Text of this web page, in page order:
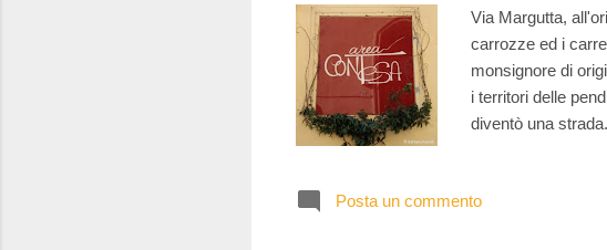
Via Margutta,
carrozze ed i
monsignore di
i territori delle
diventò una
posto dove non
Posta un commento